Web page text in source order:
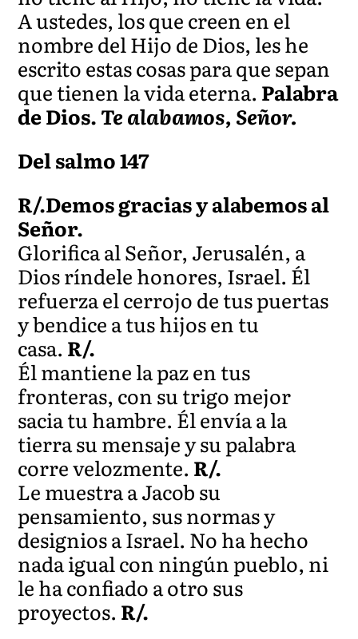
A ustedes, los que creen en el
nombre del Hijo de Dios, les he
escrito estas cosas para que sepan
que tienen la vida eterna. Palabra
de Dios.Te alabamos, Señor.
Del salmo 147
R/.Demos gracias y alabemos al
Señor.
Glorifica al Señor, Jerusalén, a
Dios ríndele honores, Israel. Él
refuerza el cerrojo de tus puertas
y bendice a tus hijos en tu
casa. R/.
Él mantiene la paz en tus
fronteras, con su trigo mejor
sacia tu hambre. Él envía a la
tierra su mensaje y su palabra
corre velozmente. R/.
Le muestra a Jacob su
pensamiento, sus normas y
designios a Israel. No ha hecho
nada igual con ningún pueblo, ni
le ha confiado a otro sus
proyectos. R/.